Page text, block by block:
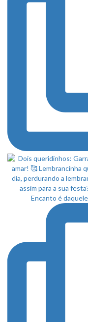
Encanto é